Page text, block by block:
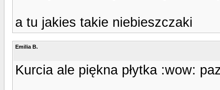
a tu jakies takie niebieszczaki
Emilia B.
Kurcia ale piękna płytka :wow: